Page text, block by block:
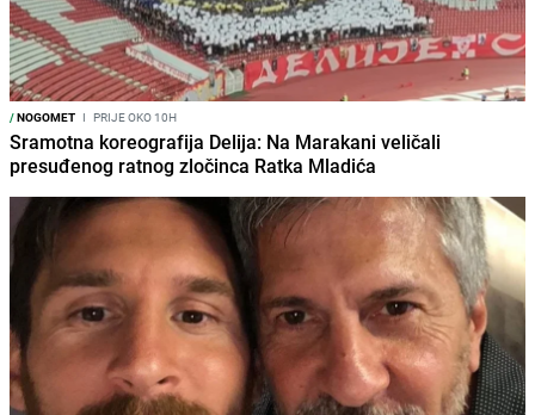
/NOGOMET I PRIJE OKO 10H
Sramotna koreografija Delija: Na Marakani veličali
presuđenog ratnog zločinca Ratka Mladića